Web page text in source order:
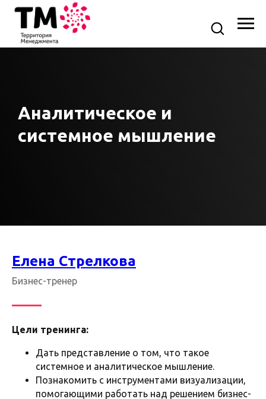
Аналитическое и
системное мышление
Елена Стрелкова
Бизнес-тренер
Цели тренинга:
Дать представление о том, что такое
системное и аналитическое мышление.
Познакомить с инструментами визуализации,
помогающими работать над решением бизнес-